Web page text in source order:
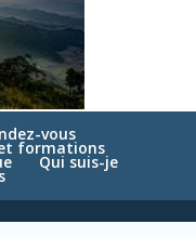
vous
formations
Qui suis-je